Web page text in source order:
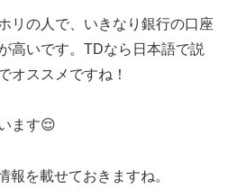
リの人で、いきなり銀行の口座
高いです。TDなら日本語で説
オススメですね！
ます😌
報を載せておきますね。